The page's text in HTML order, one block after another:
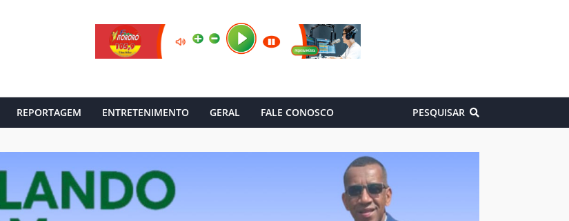
REPORTAGEM ENTRETENIMENTO GERAL FALE CONOSCO PESQUISAR